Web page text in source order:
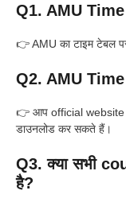
Q1. AMU Time
👉 AMU का टाइम टेबल
Q2. AMU
👉 आप official website
डाउनलोड कर सकते हैं।
Q3. क्या सभी
है?